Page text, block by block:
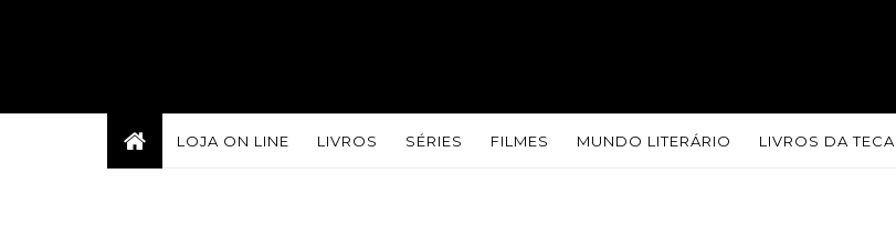
LOJA ON LINE LIVROS SÉRIES FILMES MUNDO LITERÁRIO LIVROS DA TECA